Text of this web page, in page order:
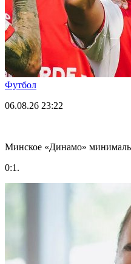
Футбол
06.08.26 23:22
Минское «Динамо»
0:1.